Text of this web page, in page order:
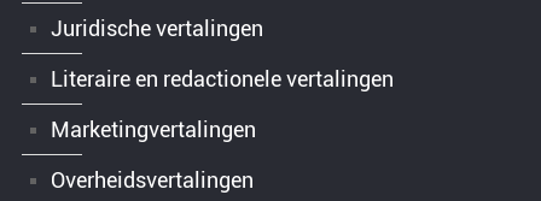
Juridische vertalingen
Literaire en redactionele vertalingen
Marketingvertalingen
Overheidsvertalingen